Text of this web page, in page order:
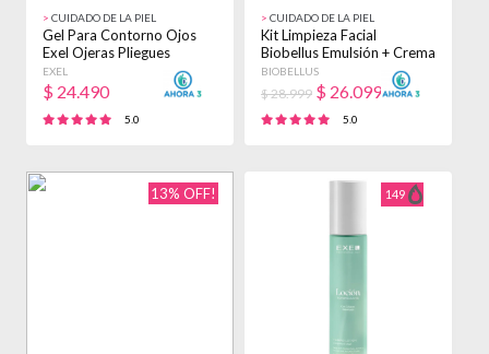
> CUIDADO DE LA PIEL
Gel Para Contorno Ojos
Exel Ojeras Pliegues
Arrugas X 30ml Sensible
Día
EXEL
$ 24.490
5.0
> CUIDADO DE LA PIEL
Kit Limpieza Facial
Biobellus Emulsión + Crema
+ Tonificante
BIOBELLUS
$ 28.999 $ 26.099
5.0
13% OFF! 149